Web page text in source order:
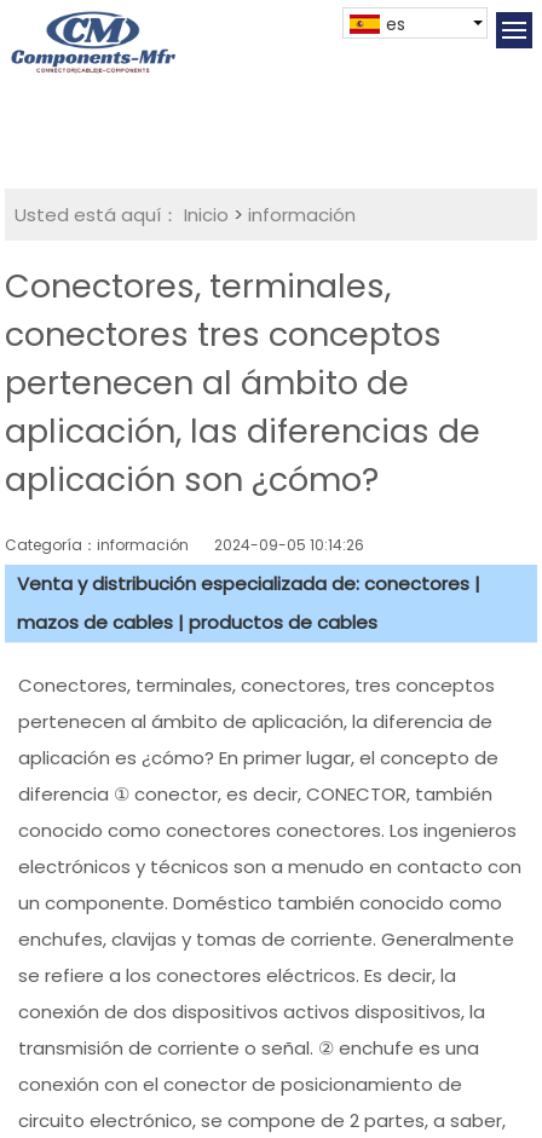
es
Usted está aquí： Inicio >información
Conectores, terminales,
conectores tres conceptos
pertenecen al ámbito de
aplicación, las diferencias de
aplicación son ¿cómo?
Categoría：información 2024-09-05 10:14:26
Venta y distribución especializada de: conectores |
mazos de cables | productos de cables
Conectores, terminales, conectores, tres conceptos
pertenecen al ámbito de aplicación, la diferencia de
aplicación es ¿cómo? En primer lugar, el concepto de
diferencia ① conector, es decir, CONECTOR, también
conocido como conectores conectores. Los ingenieros
electrónicos y técnicos son a menudo en contacto con
un componente. Doméstico también conocido como
enchufes, clavijas y tomas de corriente. Generalmente
se refiere a los conectores eléctricos. Es decir, la
conexión de dos dispositivos activos dispositivos, la
transmisión de corriente o señal. ② enchufe es una
conexión con el conector de posicionamiento de
circuito electrónico, se compone de 2 partes, a saber,